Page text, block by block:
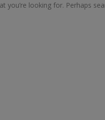
you’re looking for. Perhaps